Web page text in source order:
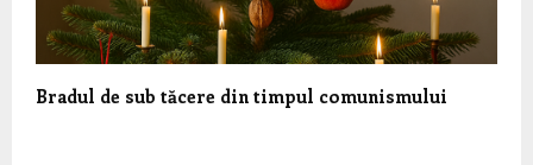
Bradul de sub tăcere din timpul comunismului